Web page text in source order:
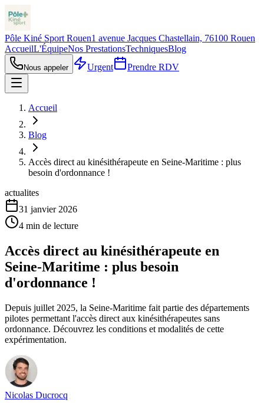
Pôle Kiné Sport Rouen1 avenue Jacques Chastellain, 76100 Rouen
AccueilL'ÉquipeNos PrestationsTechniquesBlog
Nous appeler Urgent Prendre RDV
Accueil
Blog
Accès direct au kinésithérapeute en Seine-Maritime : plus
besoin d'ordonnance !
actualites
31 janvier 2026
4 min de lecture
Accès direct au kinésithérapeute en
Seine-Maritime : plus besoin
d'ordonnance !
Depuis juillet 2025, la Seine-Maritime fait partie des départements
pilotes permettant l'accès direct aux kinésithérapeutes sans
ordonnance. Découvrez les conditions et modalités de cette
expérimentation.
Nicolas Ducrocq